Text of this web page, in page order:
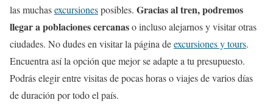
las muchasexcursionesposibles. Gracias al tren, podremos
llegar a poblaciones cercanaso incluso alejarnos y visitar otras
ciudades. No dudes en visitar la página deexcursiones y tours.
Encuentra así la opción que mejor se adapte a tu presupuesto.
Podrás elegir entre visitas de pocas horas o viajes de varios días
de duración por todo el país.